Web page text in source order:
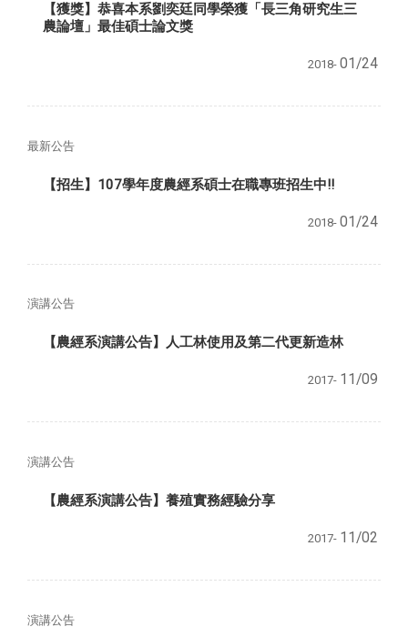
【獲獎】恭喜本系劉奕廷同學榮獲「長三角研究生三
農論壇」最佳碩士論文獎
2018- 01/24
最新公告
【招生】107學年度農經系碩士在職專班招生中!!
2018- 01/24
演講公告
【農經系演講公告】人工林使用及第二代更新造林
2017- 11/09
演講公告
【農經系演講公告】養殖實務經驗分享
2017- 11/02
演講公告